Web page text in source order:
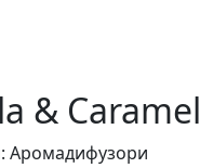
& Caramel
Аромадифузори